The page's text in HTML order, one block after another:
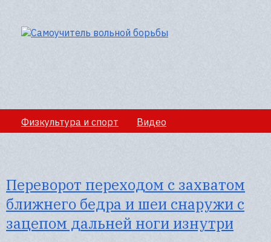
Физкультура и спорт Видео
Секции вольной борбы Полезная информация
Переворот переходом с захватом
ближнего бедра и шеи снаружи с
зацепом дальней ноги изнутри